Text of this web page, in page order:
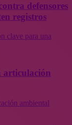
defensores
registros
clave para una
articulación
ambiental